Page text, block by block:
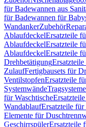
für Badewannen aus
für Badewannen für
WandankerZubehör
AblaufdeckelErsatzteile
AblaufdeckelErsatzteile
AblaufdeckelErsatzteile
Drehbetätigung
ZulaufFertigbausets für
VentilstopfenErsatzteile
SystemwändeTragsysteme
für Waschtische
WandablaufErsatzteile
Elemente für
GeschirrspülerErsatzteile